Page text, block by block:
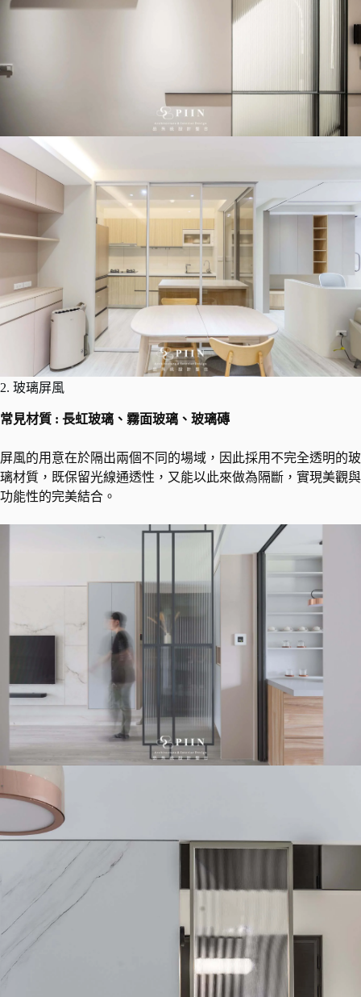
2. 玻璃屏風
常見材質 : 長虹玻璃、霧面玻璃、玻璃磚
屏風的用意在於隔出兩個不同的場域，因此採用不完全透明的玻
璃材質，既保留光線通透性，又能以此來做為隔斷，實現美觀與
功能性的完美結合。